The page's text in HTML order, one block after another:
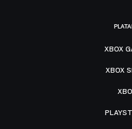
XBOX
XBOX